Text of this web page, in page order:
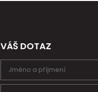
VÁŠ DOTAZ